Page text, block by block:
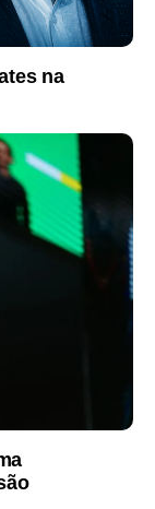
na